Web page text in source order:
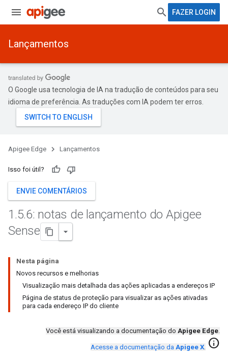
FAZER LOGIN
Lançamentos
O Google usa tecnologia de IA na tradução de conteúdos para seu
idioma de preferência. As traduções com IA podem ter erros.
Apigee Edge Lançamentos
Isso foi útil?
ENVIE COMENTÁRIOS
1 .5.6: notas de lançamento do Apigee
Sense
Nesta página
Novos recursos e melhorias
Visualização mais detalhada das ações aplicadas a endereços IP
Página de status de proteção para visualizar as ações ativadas
para cada endereço IP do cliente
Você está visualizando a documentação do Apigee Edge.
Acesse a documentação da Apigee X. info